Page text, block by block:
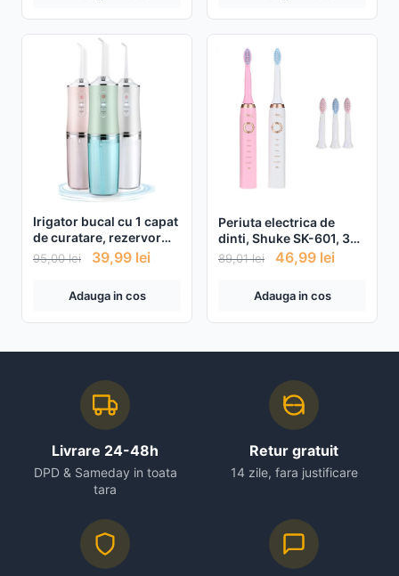
Irigator bucal cu 1 capat
de curatare, rezervor
220 ml
95,00lei 39,99 lei
Adauga in cos
Periuta electrica de
dinti, Shuke SK-601, 3
capete de schimb
89,01lei 46,99 lei
Adauga in cos
Livrare 24-48h
DPD & Sameday in toata
tara
Retur gratuit
14 zile, fara justificare